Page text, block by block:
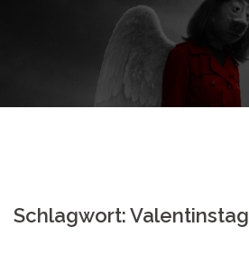
Schlagwort:Valentinstag